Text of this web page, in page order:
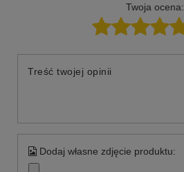
Twoja ocena:
Treść twojej opinii
Dodaj własne zdjęcie produktu: